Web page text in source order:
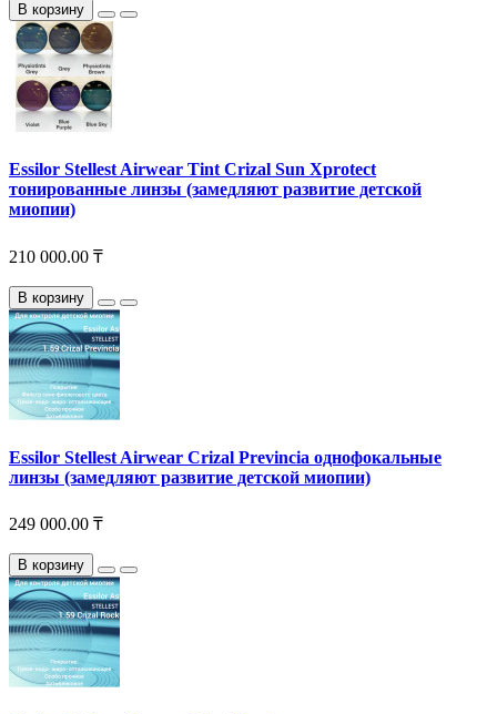
В корзину
Essilor Stellest Airwear Tint Crizal Sun Xprotect
тонированные линзы (замедляют развитие детской
миопии)
210 000.00 ₸
В корзину
Essilor Stellest Airwear Crizal Previncia однофокальные
линзы (замедляют развитие детской миопии)
249 000.00 ₸
В корзину